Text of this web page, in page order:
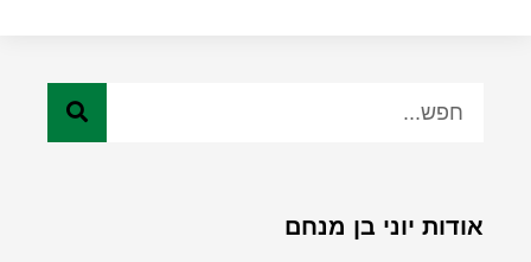
אודות יוני בן מנחם